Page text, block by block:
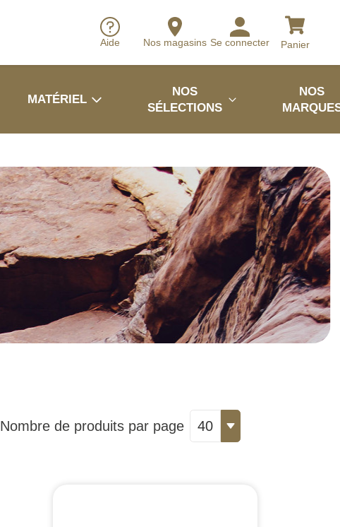
Aide Nos magasins Se connecter Panier
MATÉRIEL
NOS
SÉLECTIONS
NOS
Nombre de produits par page 40